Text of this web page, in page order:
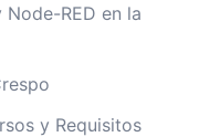
Node-RED en la
y Requisitos